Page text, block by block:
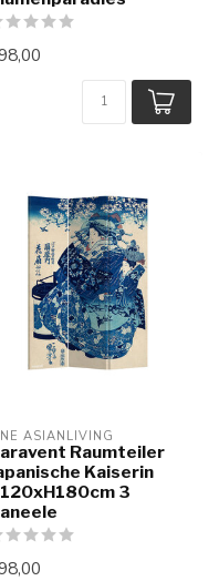
ASIANLIVING
Raumteiler
Kaiserin
3